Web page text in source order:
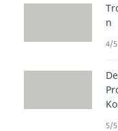
in
n
4/
5/